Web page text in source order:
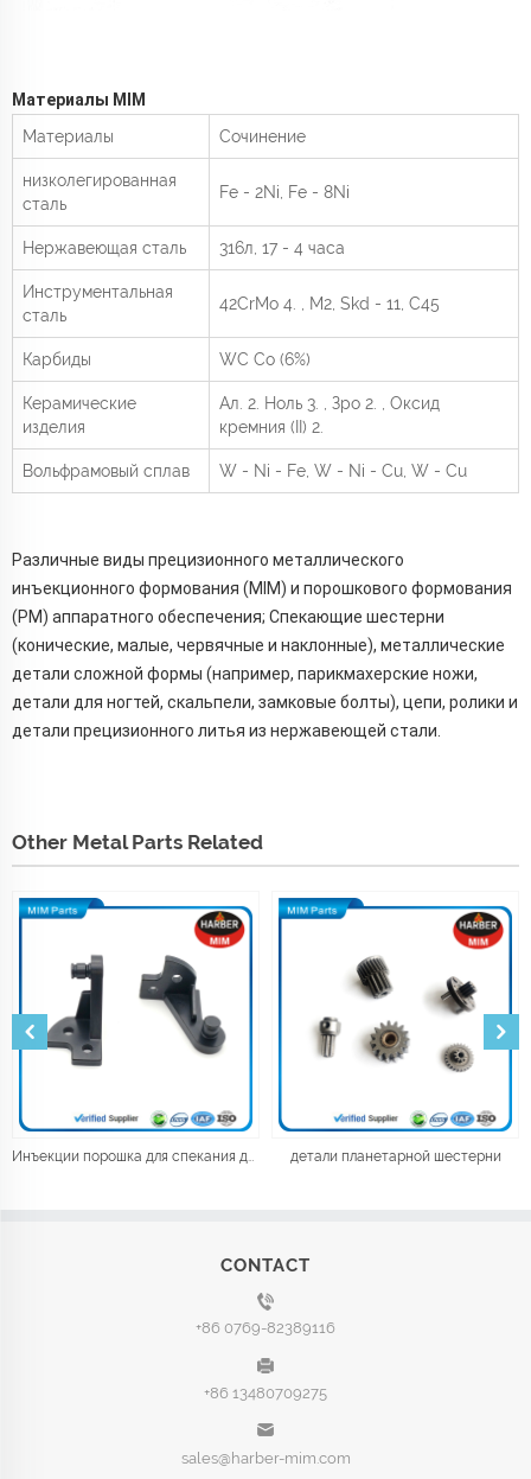
Материалы MIM
Материалы
Сочинение
низколегированная
сталь
Fe - 2Ni, Fe - 8Ni
Нержавеющая сталь 316л, 17 - 4 часа
Инструментальная
сталь
42CrMo 4. , M2, Skd - 11, C45
Карбиды WC Co (6%)
Керамические
изделия
Ал. 2. Ноль 3. , Зро 2.
, Оксид
кремния (II) 2.
Вольфрамовый сплав W - Ni - Fe, W - Ni - Cu, W - Cu
Различные виды прецизионного металлического
инъекционного формования (MIM) и порошкового формования
(PM) аппаратного обеспечения; Спекающие шестерни
(конические, малые, червячные и наклонные), металлические
детали сложной формы (например, парикмахерские ножи,
детали для ногтей, скальпели, замковые болты), цепи, ролики и
детали прецизионного литья из нержавеющей стали.
Other Metal Parts Related
детали планетарной шестерни
CONTACT
+86 0769-82389116
+86 13480709275
sales@harber-mim.com